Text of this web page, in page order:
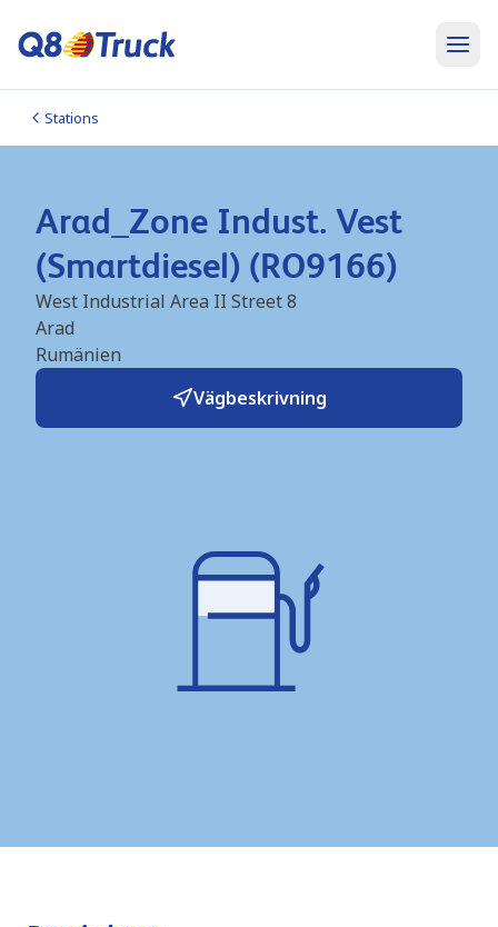
Stations
Arad_Zone Indust. Vest
(Smartdiesel) (RO9166)
West Industrial Area II Street 8
Arad
Rumänien
Vägbeskrivning